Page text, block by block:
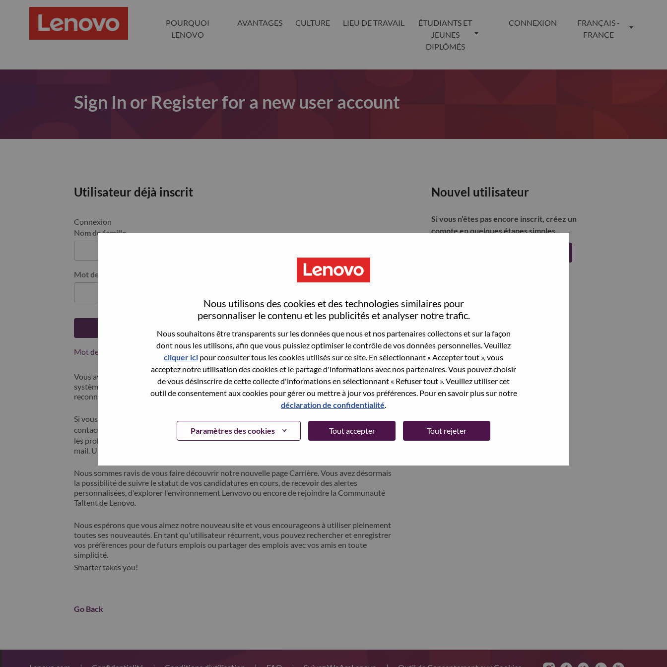
Nous utilisons des cookies et des technologies similaires pour
personnaliser le contenu et les publicités et analyser notre trafic.
Nous souhaitons être transparents sur les données que nous et nos partenaires collectons et sur la façon
dont nous les utilisons, afin que vous puissiez optimiser le contrôle de vos données personnelles. Veuillez
cliquer ici pour consulter tous les cookies utilisés sur ce site. En sélectionnant « Accepter tout », vous
acceptez notre utilisation des cookies et le partage d'informations avec nos partenaires. Vous pouvez choisir
de vous désinscrire de cette collecte d'informations en sélectionnant « Refuser tout ». Veuillez utiliser cet
outil de consentement aux cookies pour gérer ou mettre à jour vos préférences. Pour en savoir plus sur notre
déclaration de confidentialité.
Paramètres des cookies Tout accepter Tout rejeter
POURQUOI
LENOVO
AVANTAGES CULTURE LIEU DE TRAVAIL
ÉTUDIANTS ET
JEUNES
DIPLÔMÉS
CONNEXION
FRANÇAIS -
FRANCE
Sign In or Register for a new user account
Utilisateur déjà inscrit
Connexion
Nom de famille
Mot de passe
Mot de passe oublié ?
Vous avez postulé récemment ? Nous avons sauvegardé votre adresse email dans nos
systèmes; sélectionner "mot de passe oublié" pour réinitialiser votre compte et vous
reconnecter.
Si vous rencontrez des difficultés pour vous connecter ou pour vous inscrire, merci de
contacter nos équipes RH à l'adresse suivante:hrsupport@lenovo.com
et de décrire en anglais
les problèmes que vous rencontrez. Merci d'inclure "applicant Login Issue" dans l'objet du
mail. Un membre de notre équipe prendra contact avec vous pour résoudre votre problème.
Nous sommes ravis de vous faire découvrir notre nouvelle page Carrière. Vous avez désormais
la possibilité de suivre le statut de vos candidatures en cours, de recevoir des alertes
personnalisées, d'explorer l'environnement Lenvovo ou encore de rejoindre la Communauté
Taltent de Lenovo.
Nous espérons que vous aimez notre nouveau site et vous encourageons à utiliser pleinement
toutes ses nouveautés. En tant qu'utilisateur récurrent, vous pouvez rechercher et enregistrer
vos préférences pour de futurs emplois ou partager des emplois avec vos amis en toute
simplicité.
Smarter takes you!
Nouvel utilisateur
Si vous n’êtes pas encore inscrit, créez un
compte en quelques étapes simples.
Go Back